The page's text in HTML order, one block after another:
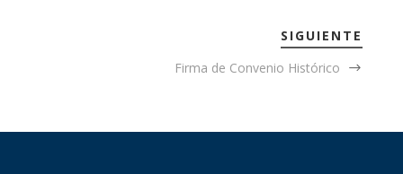
SIGUIENTE
Firma de Convenio Histórico